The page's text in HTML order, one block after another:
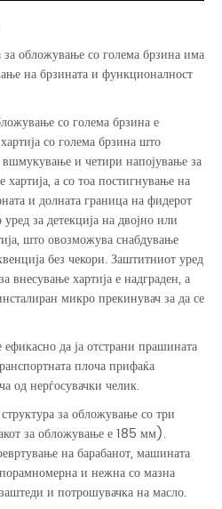
обложување со голема брзина има
на брзината и функционалност
со голема брзина е
со голема брзина што
вшмукување и четири напојување за
а со тоа постигнување на
и долната граница на фидерот
за детекција на двојно или
што овозможува снабдување
без чекори. Заштитниот уред
внесување хартија е надграден, а
микро прекинувач за да се
да ја отстрани прашината
плоча прифаќа
од нерѓосувачки челик.
за обложување со три
за обложување е 185 мм).
на барабанот, машината
и нежна со мазна
и потрошувачка на масло.